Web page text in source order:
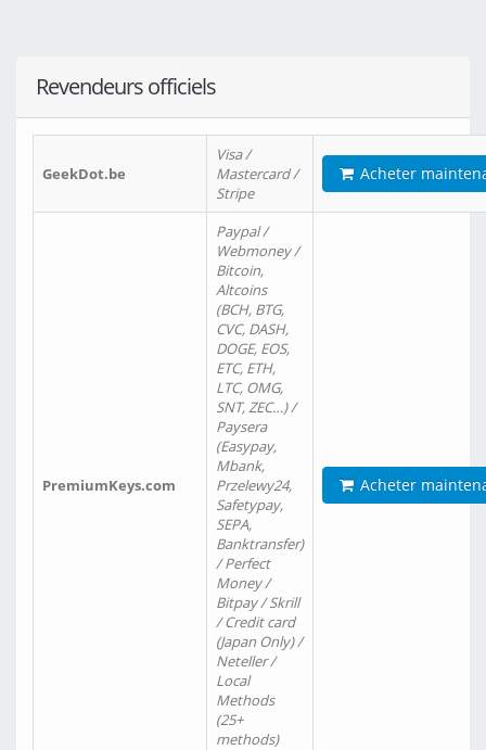
Revendeurs officiels
GeekDot.be
Visa /
Mastercard /
Stripe
Acheter
PremiumKeys.com
Paypal /
Webmoney /
Bitcoin,
Altcoins
(BCH, BTG,
CVC, DASH,
DOGE, EOS,
ETC, ETH,
LTC, OMG,
SNT, ZEC…) /
Paysera
(Easypay,
Mbank,
Przelewy24,
Safetypay,
SEPA,
Banktransfer)
/ Perfect
Money /
Bitpay / Skrill
/ Credit card
(Japan Only) /
Neteller /
Local
Methods
(25+
methods)
Acheter